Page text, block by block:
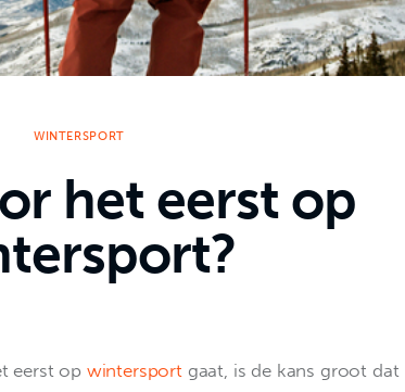
WINTERSPORT
het eerst op
eerst op wintersport gaat, is de kans groot dat